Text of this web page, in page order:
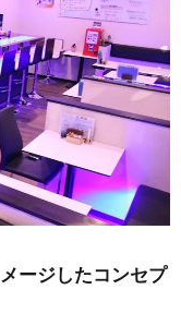
ージしたコンセプ